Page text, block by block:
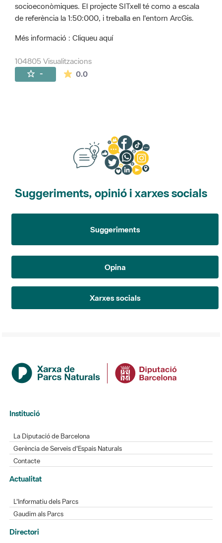
socioeconòmiques. El projecte SITxell té como a escala
de referència la 1:50:000, i treballa en l'entorn ArcGis.
Més informació : Cliqueu aquí
104805 Visualitzacions
- 0.0La mitjana de les valoracions és de 0
Suggeriments, opinió i xarxes socials
Suggeriments
Opina
Xarxes socials
Institució
La Diputació de Barcelona
Gerència de Serveis d'Espais Naturals
Contacte
Actualitat
L'Informatiu dels Parcs
Gaudim als Parcs
Directori